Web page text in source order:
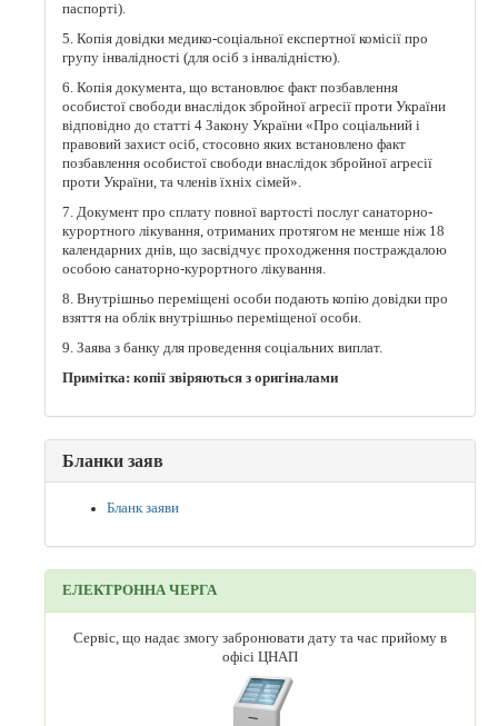
паспорті).
5. Копія довідки медико-соціальної експертної комісії про
групу інвалідності (для осіб з інвалідністю).
6. Копія документа, що встановлює факт позбавлення
особистої свободи внаслідок збройної агресії проти України
відповідно до статті 4 Закону України «Про соціальний і
правовий захист осіб, стосовно яких встановлено факт
позбавлення особистої свободи внаслідок збройної агресії
проти України, та членів їхніх сімей».
7. Документ про сплату повної вартості послуг санаторно-
курортного лікування, отриманих протягом не менше ніж 18
календарних днів, що засвідчує проходження постраждалою
особою санаторно-курортного лікування.
8. Внутрішньо переміщені особи подають копію довідки про
взяття на облік внутрішньо переміщеної особи.
9. Заява з банку для проведення соціальних виплат.
Примітка: копії звіряються з оригіналами
Бланки заяв
Бланк заяви
ЕЛЕКТРОННА ЧЕРГА
Сервіс, що надає змогу забронювати дату та час прийому в
офісі ЦНАП